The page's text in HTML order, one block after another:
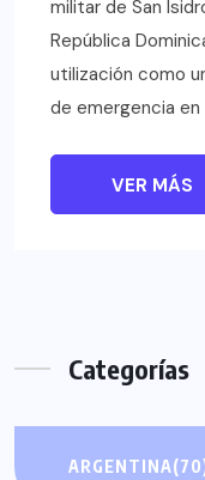
militar de San
República
utilización como
de emergencia
VER MÁS
Categorías
ARGENTINA